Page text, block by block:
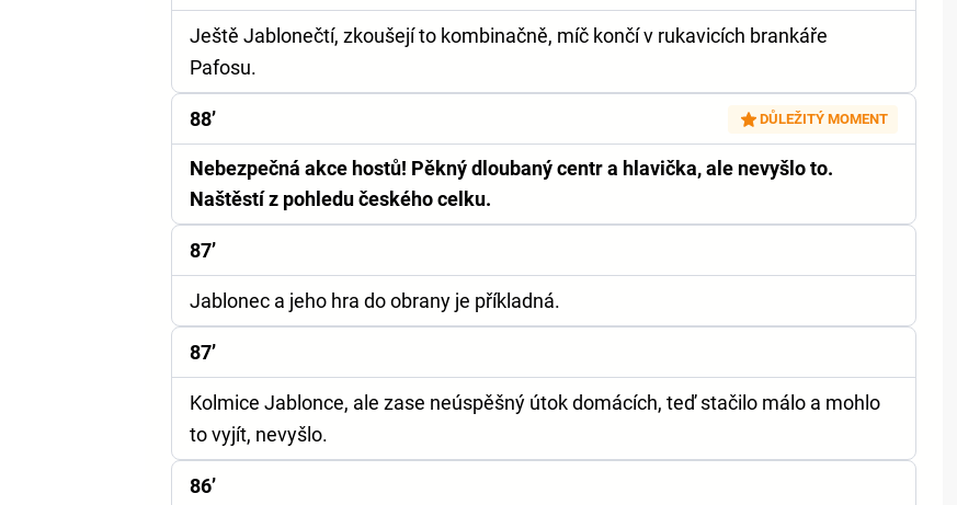
Ještě Jablonečtí, zkoušejí to kombinačně, míč končí v rukavicích brankáře
Pafosu.
88’ DŮLEŽITÝ MOMENT
Nebezpečná akce hostů! Pěkný dloubaný centr a hlavička, ale nevyšlo to.
Naštěstí z pohledu českého celku.
87’
Jablonec a jeho hra do obrany je příkladná.
87’
Kolmice Jablonce, ale zase neúspěšný útok domácích, teď stačilo málo a mohlo
to vyjít, nevyšlo.
86’